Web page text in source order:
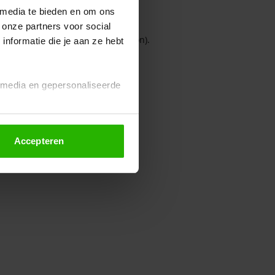
te bieden en om ons
partners voor social
die je aan ze hebt
en gepersonaliseerde
altijd wijzigen of
Accepteren
console for more information).